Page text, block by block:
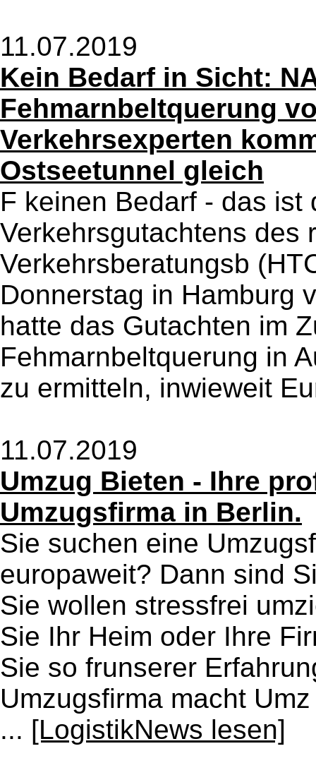
11.07.2019
Kein Bedarf in Sicht:
Fehmarnbeltquerung
Verkehrsexperten
Ostseetunnel gleich
F keinen Bedarf - das ist
Verkehrsgutachtens des
Verkehrsberatungsb
Donnerstag in Hamburg
hatte das Gutachten im
Fehmarnbeltquerung in
zu ermitteln, inwieweit
11.07.2019
Umzug Bieten - Ihre
Umzugsfirma in Berlin.
Sie suchen eine
europaweit? Dann sind
Sie wollen stressfrei
Sie Ihr Heim oder Ihre
Sie so frunserer
Umzugsfirma macht
... [LogistikNews lesen]